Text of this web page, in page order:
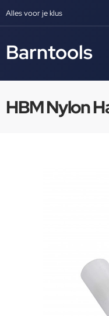
Alles voor je klus
Barntools
HBM Nylon